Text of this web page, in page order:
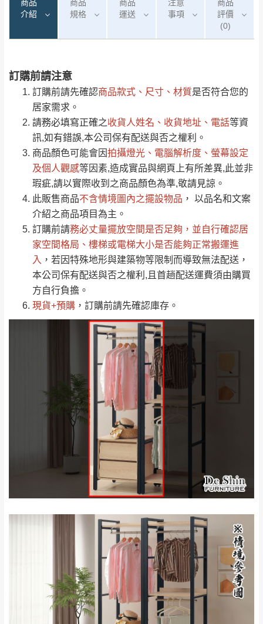
商品
介紹
商品
規格
商品
運送
注意
事項
商品
評價
(0)
訂購前請注意
訂購前請先確認商品款式、尺寸、材質是否符合您的
居家需求。
請務必填寫正確之收貨人姓名、收貨地址、電話等資
訊,如有錯誤,本公司保有配送與否之權利。
商品顏色可能會因拍攝燈光、電腦解析度、螢幕設定
及個人觀感等因素,造成實品與網頁上有所差異,此並非
瑕疵,請以實際收到之商品顏色為準,敬請見諒。
此販售商品不含情境圖內之擺設物品 ， 以品名和文案
介紹之商品項目為主。
訂購前請務必丈量擺放空間是否足夠 ，並自行確認居
家空間格局、 樓梯或電梯大小是否能夠正常搬運進
入 ，若因特殊地形與建築物等限制而導致無法配送，
本公司保有配送與否之權利,且首趟配送運費須由購買
方自行負擔。
現貨+預購 ，訂購前請先確認庫存。
運 費 說 明
運送地區 運送費用
偏遠地區
（請先線上詢問 LINE
→@dershin ）
桃園
免 運
費
＊A108產品另收運費
復興鄉
新竹
峨眉鄉、五峰鄉、
橫山、北埔鄉、尖
石鄉、寶山鄉山
區、新埔山區、芎
新北
雙溪、貢寮、烏
來、平溪、九份、
石門、林口 下福
林、福隆、淡水山
深坑山區
基隆
$ 9,000以上：免
$ 9,000以下：
NT$500元
＊A108產品另收運費
基隆山區
苗栗
$ 9,000以上：免
運費
$ 9,000以下：
NT$500元
卓蘭鎮、三灣、通
霄山區、西湖、泰
安鄉、大湖鄉、頭
注意事項：
由於品項繁多，網頁無法及時更新，如有需
要購買商品，請於出發前來電或到「官方
Line客服」來信確認商品是否有「現貨」與
「金額」。
若商品價格或庫存有異常，商家有權取消訂
單。部分網路商品恕無法更改原設計或客製，敬請
見諒！
接單後二日內(不含例假日)，我們客服會與您
電話聯絡或E-Mail通知確認訂單。
（線上客
服 LINE → @dershin）
下單前先詢問是否現貨 ，若未詢問下單後無
現貨我們客服會再來電或E-Mail與您聯絡
（洽詢方式請搜尋 Line ID →
地區恕無法提供運送 (詳見運送規章)。
苗栗至基隆；其它地區暫不開放，如因特殊
地型限制(山區、鄉、鎮、村)、樓梯太小、無
法搬運上樓等因素，導致無法配送，
保有出貨的權利。
保護物流人員的工作安全，賣家無提供吊掛
服務，若需以吊車或其他的吊掛方式吊運，
費用將由買方自行支付。
因大型傢俱有組裝、配送的問題，並非一般
快速到貨商品，無法指定特定時間送達，司
機當天到貨前皆會再與您通知，讓你不用整
天在家等貨，以節省您的寶貴時間。
由於百貨公司配送較為不易，故暫無法配送
至百貨公司內部。
發票寄送：
0/5 (0)筆
全部 依評論高至低排列
依評論低至高排列 只顯示附上圖片
只顯示附上評論